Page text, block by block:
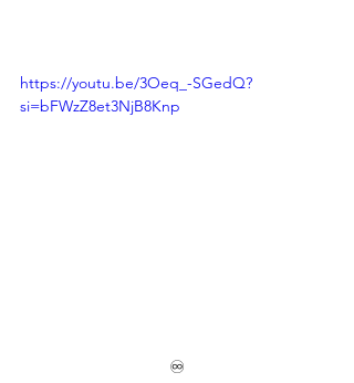
https://youtu.be/3Oeq_-SGedQ?
si=bFWzZ8et3NjB8Knp
♾️